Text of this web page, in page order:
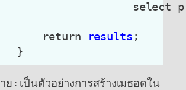
select
return
results ;
}
ย : เป็นตัวอย่างการสร้างเมธอดใน